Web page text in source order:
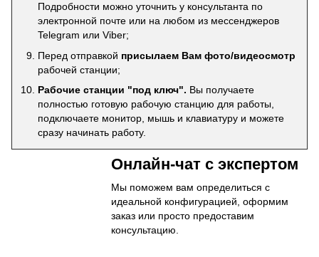
Подробности можно уточнить у консультанта по
электронной почте или на любом из мессенджеров
Telegram или Viber;
Перед отправкой присылаем Вам фото/видеосмотр
рабочей станции;
Рабочие станции "под ключ". Вы получаете
полностью готовую рабочую станцию для работы,
подключаете монитор, мышь и клавиатуру и можете
сразу начинать работу.
Онлайн-чат с экспертом
Мы поможем вам определиться с
идеальной конфигурацией, оформим
заказ или просто предоставим
консультацию.